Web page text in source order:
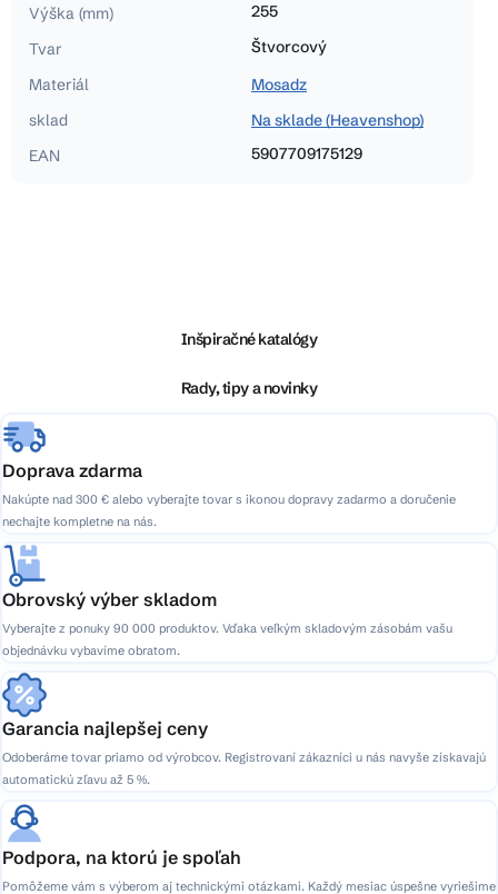
Výška (mm)
255
Tvar
Štvorcový
Materiál
Mosadz
sklad
Na sklade (Heavenshop)
EAN
5907709175129
e
Inšpiračné katalógy
Rady, tipy a novinky
Doprava zdarma
Nakúpte nad 300 € alebo vyberajte tovar s ikonou dopravy zadarmo a doručenie
nechajte kompletne na nás.
Obrovský výber skladom
Vyberajte z ponuky 90 000 produktov. Vďaka veľkým skladovým zásobám vašu
objednávku vybavíme obratom.
Garancia najlepšej ceny
Odoberáme tovar priamo od výrobcov. Registrovaní zákazníci u nás navyše získavajú
automatickú zľavu až 5 %.
Podpora, na ktorú je spoľah
Pomôžeme vám s výberom aj technickými otázkami. Každý mesiac úspešne vyriešime